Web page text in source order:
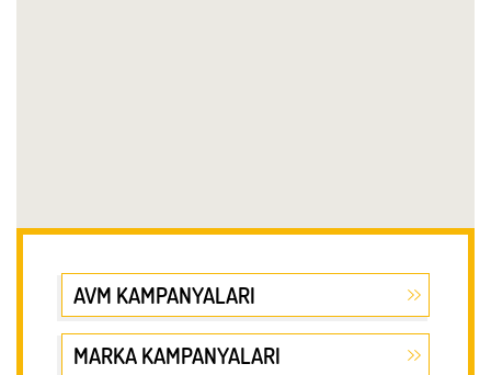
AVM KAMPANYALARI
MARKA KAMPANYALARI